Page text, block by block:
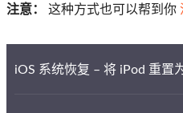
注意： 这种方式也可以帮到你
iOS 系统恢复 – 将 iPod 重置